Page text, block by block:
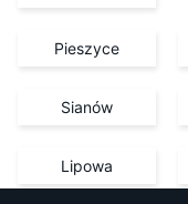
Pieszyce
Sianów
Lipowa